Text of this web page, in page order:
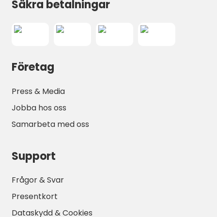
Säkra betalningar
Företag
Press & Media
Jobba hos oss
Samarbeta med oss
Support
Frågor & Svar
Presentkort
Dataskydd & Cookies